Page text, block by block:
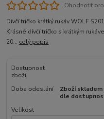
Ohodnotit
Dívčí tričko krátký rukáv WOLF
Krásné dívčí tričko s krátkým
20... celý popis
Dostupnost
zboží
Doba odeslání
Zboží skladem
dle
Velikost